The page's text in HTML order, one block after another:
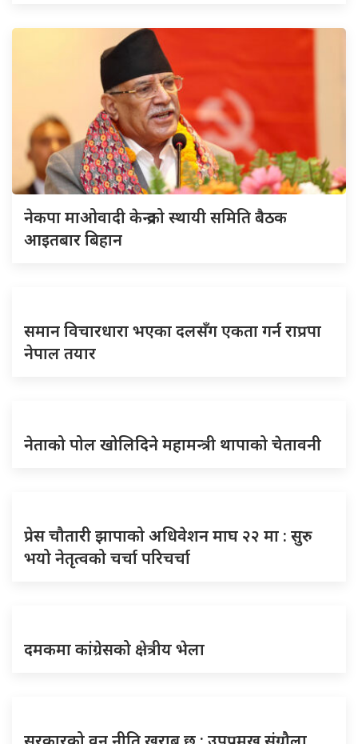
नेकपा माओवादी केन्द्रको स्थायी समिति बैठक
आइतबार बिहान
समान विचारधारा भएका दलसँग एकता गर्न राप्रपा
नेपाल तयार
नेताको पोल खोलिदिने महामन्त्री थापाको चेतावनी
प्रेस चौतारी झापाको अधिवेशन माघ २२ मा : सुरु
भयो नेतृत्वको चर्चा परिचर्चा
दमकमा कांग्रेसको क्षेत्रीय भेला